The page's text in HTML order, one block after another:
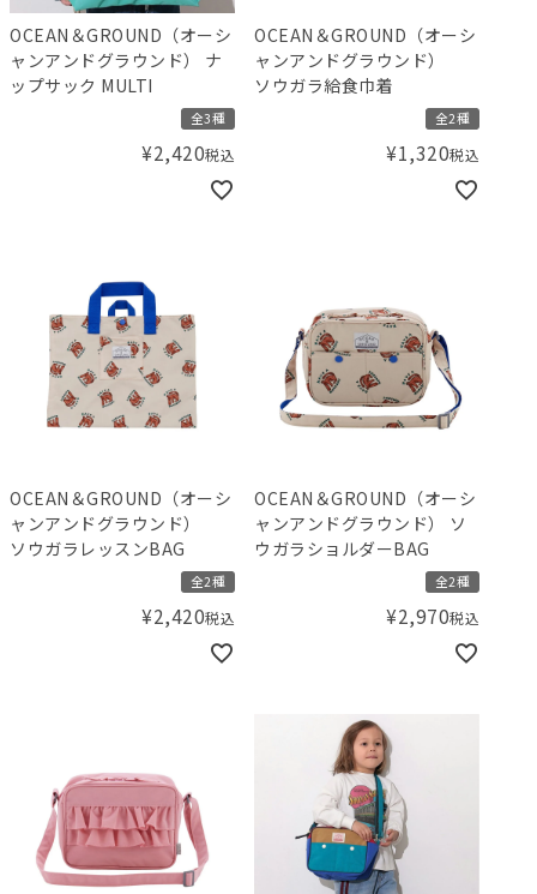
OCEAN＆GROUND（オーシ
ャンアンドグラウンド） ナ
ップサック MULTI
全3種
¥2,420税込
OCEAN＆GROUND（オーシ
ャンアンドグラウンド）
ソウガラ給食巾着
全2種
¥1,320税込
OCEAN＆GROUND（オーシ
ャンアンドグラウンド）
ソウガラレッスンBAG
全2種
¥2,420税込
OCEAN＆GROUND（オーシ
ャンアンドグラウンド） ソ
ウガラショルダーBAG
全2種
¥2,970税込